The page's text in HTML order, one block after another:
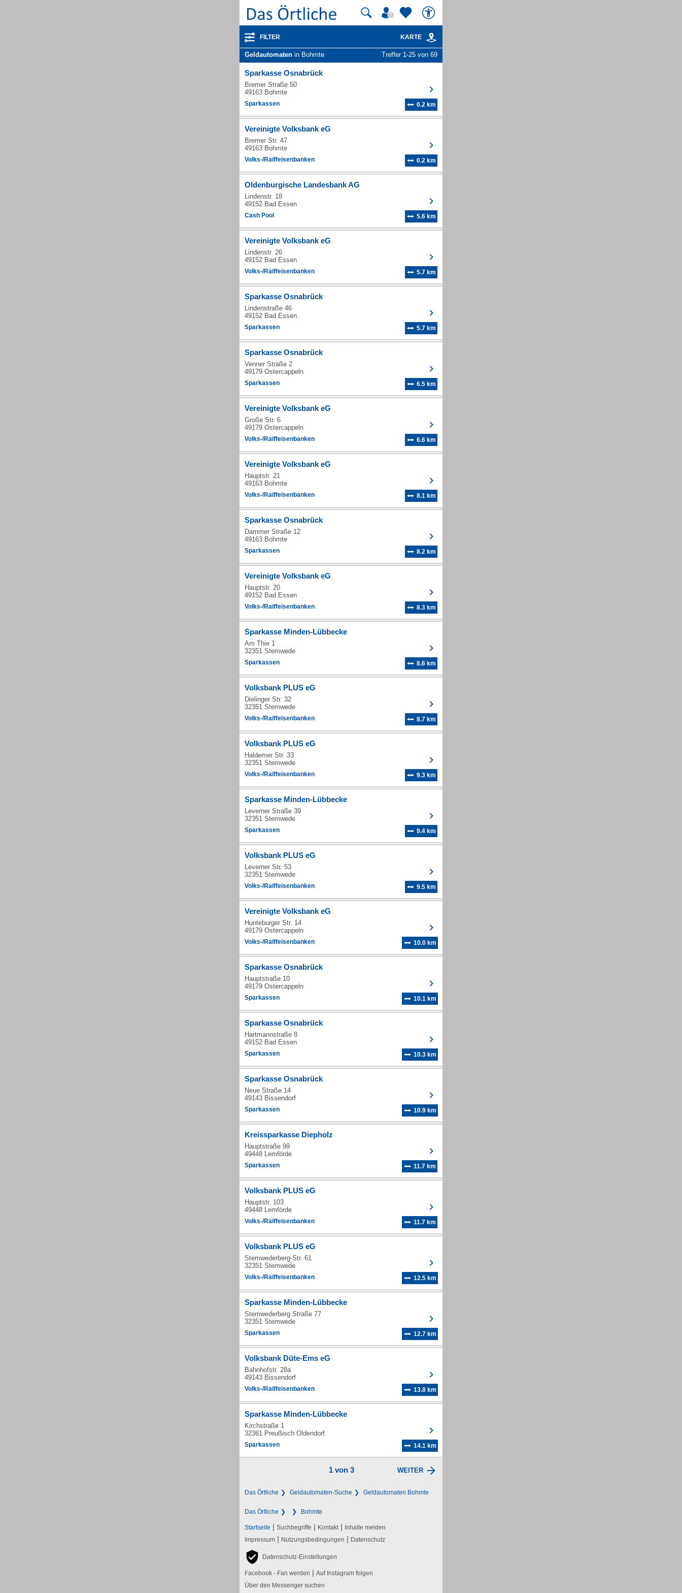
FILTER KARTE
Geldautomaten in Bohmte Treffer 1-25 von 69
Sparkasse Osnabrück
Bremer Straße 50
49163 Bohmte
Sparkassen 0.2 km
Vereinigte Volksbank eG
Bremer Str. 47
49163 Bohmte
Volks-/Raiffeisenbanken 0.2 km
Oldenburgische Landesbank AG
Lindenstr. 18
49152 Bad Essen
Cash Pool 5.6 km
Vereinigte Volksbank eG
Lindenstr. 26
49152 Bad Essen
Volks-/Raiffeisenbanken 5.7 km
Sparkasse Osnabrück
Lindenstraße 46
49152 Bad Essen
Sparkassen 5.7 km
Sparkasse Osnabrück
Venner Straße 2
49179 Ostercappeln
Sparkassen 6.5 km
Vereinigte Volksbank eG
Große Str. 6
49179 Ostercappeln
Volks-/Raiffeisenbanken 6.6 km
Vereinigte Volksbank eG
Hauptstr. 21
49163 Bohmte
Volks-/Raiffeisenbanken 8.1 km
Sparkasse Osnabrück
Dammer Straße 12
49163 Bohmte
Sparkassen 8.2 km
Vereinigte Volksbank eG
Hauptstr. 20
49152 Bad Essen
Volks-/Raiffeisenbanken 8.3 km
Sparkasse Minden-Lübbecke
Am Thie 1
32351 Stemwede
Sparkassen 8.6 km
Volksbank PLUS eG
Dielinger Str. 32
32351 Stemwede
Volks-/Raiffeisenbanken 8.7 km
Volksbank PLUS eG
Haldemer Str. 33
32351 Stemwede
Volks-/Raiffeisenbanken 9.3 km
Sparkasse Minden-Lübbecke
Leverner Straße 39
32351 Stemwede
Sparkassen 9.4 km
Volksbank PLUS eG
Leverner Str. 53
32351 Stemwede
Volks-/Raiffeisenbanken 9.5 km
Vereinigte Volksbank eG
Hunteburger Str. 14
49179 Ostercappeln
Volks-/Raiffeisenbanken 10.0 km
Sparkasse Osnabrück
Hauptstraße 10
49179 Ostercappeln
Sparkassen 10.1 km
Sparkasse Osnabrück
Hartmannstraße 8
49152 Bad Essen
Sparkassen 10.3 km
Sparkasse Osnabrück
Neue Straße 14
49143 Bissendorf
Sparkassen 10.9 km
Kreissparkasse Diepholz
Hauptstraße 99
49448 Lemförde
Sparkassen 11.7 km
Volksbank PLUS eG
Hauptstr. 103
49448 Lemförde
Volks-/Raiffeisenbanken 11.7 km
Volksbank PLUS eG
Stemwederberg-Str. 61
32351 Stemwede
Volks-/Raiffeisenbanken 12.5 km
Sparkasse Minden-Lübbecke
Stemwederberg Straße 77
32351 Stemwede
Sparkassen 12.7 km
Volksbank Düte-Ems eG
Bahnhofstr. 28a
49143 Bissendorf
Volks-/Raiffeisenbanken 13.8 km
Sparkasse Minden-Lübbecke
Kirchstraße 1
32361 Preußisch Oldendorf
Sparkassen 14.1 km
1 von 3 WEITER
Das Örtliche Geldautomaten-Suche Geldautomaten Bohmte
Das Örtliche Bohmte
Startseite | Suchbegriffe | Kontakt | Inhalte melden
Impressum | Nutzungsbedingungen | Datenschutz
Datenschutz-Einstellungen
Facebook - Fan werden | Auf Instagram folgen
Über den Messenger suchen